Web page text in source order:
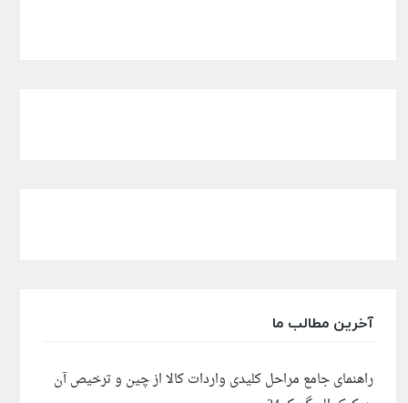
آخرین مطالب ما
راهنمای جامع مراحل کلیدی واردات کالا از چین و ترخیص آن